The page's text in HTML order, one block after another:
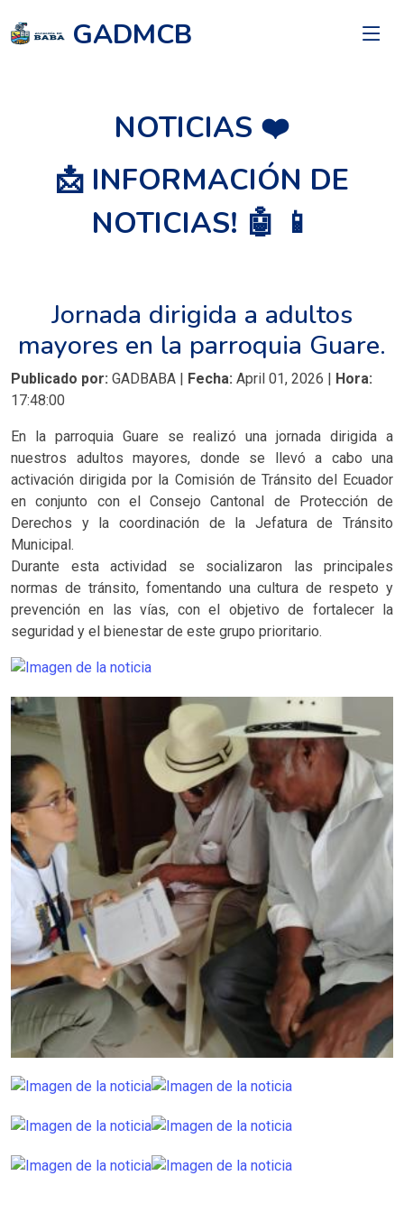
GADMCB
NOTICIAS ❤️
📩 INFORMACIÓN DE
NOTICIAS! 🤖 📱
Jornada dirigida a adultos
mayores en la parroquia Guare.
Publicado por: GADBABA | Fecha: April 01, 2026 | Hora:
17:48:00
En la parroquia Guare se realizó una jornada dirigida a
nuestros adultos mayores, donde se llevó a cabo una
activación dirigida por la Comisión de Tránsito del Ecuador
en conjunto con el Consejo Cantonal de Protección de
Derechos y la coordinación de la Jefatura de Tránsito
Municipal.
Durante esta actividad se socializaron las principales
normas de tránsito, fomentando una cultura de respeto y
prevención en las vías, con el objetivo de fortalecer la
seguridad y el bienestar de este grupo prioritario.